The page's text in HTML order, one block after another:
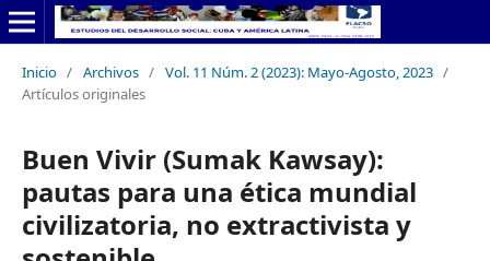
Inicio / Archivos / Vol. 11 Núm. 2 (2023): Mayo-Agosto, 2023 /
Artículos originales
Buen Vivir (Sumak Kawsay):
pautas para una ética mundial
civilizatoria, no extractivista y